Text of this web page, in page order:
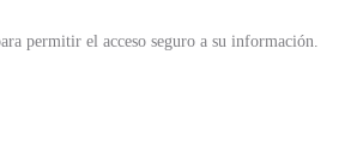
permitir el acceso seguro a su información.